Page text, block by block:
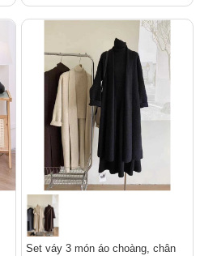
Set váy 3 món áo choàng, chân